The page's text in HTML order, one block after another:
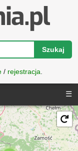
Szukaj
/ rejestracja
☰